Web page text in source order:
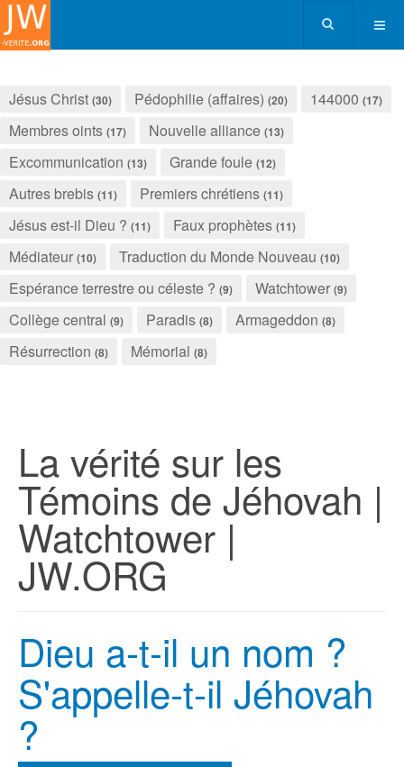
Jésus Christ (30) Pédophilie (affaires) (20) 144000 (17)
Membres oints (17) Nouvelle alliance (13)
Excommunication (13) Grande foule (12)
Autres brebis (11) Premiers chrétiens (11)
Jésus est-il Dieu ? (11) Faux prophètes (11)
Médiateur (10) Traduction du Monde Nouveau (10)
Espérance terrestre ou céleste ? (9) Watchtower (9)
Collège central (9) Paradis (8) Armageddon (8)
Résurrection (8) Mémorial (8)
La vérité sur les
Témoins de Jéhovah |
Watchtower |
JW.ORG
Dieu a-t-il un nom ?
S'appelle-t-il Jéhovah
?